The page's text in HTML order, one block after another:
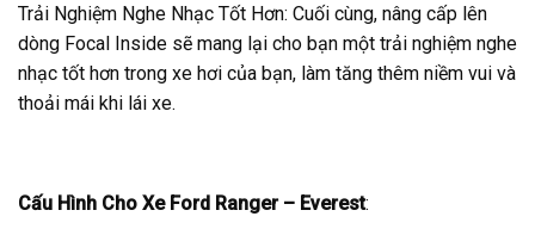
Trải Nghiệm Nghe Nhạc Tốt Hơn: Cuối cùng, nâng cấp lên
dòng Focal Inside sẽ mang lại cho bạn một trải nghiệm nghe
nhạc tốt hơn trong xe hơi của bạn, làm tăng thêm niềm vui và
thoải mái khi lái xe.
Cấu Hình Cho Xe Ford Ranger – Everest: